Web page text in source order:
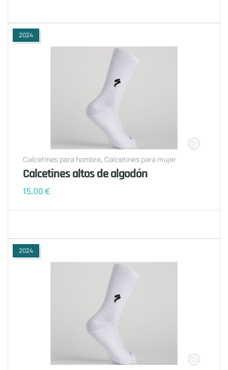
2024
Calcetines para hombre, Calcetines para mujer
Calcetines altos de algodón
15,00€
2024